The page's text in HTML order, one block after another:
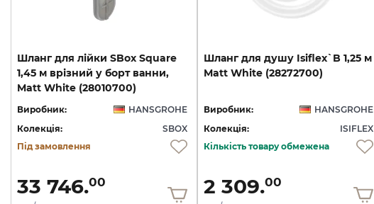
Шланг для лійки SBox Square
1,45 м врізний у борт ванни,
Matt White (28010700)
Виробник:
HANSGROHE
Колекція:
SBOX
Під замовлення
33 746.00
Шланг для душу Isiflex`B 1,25 м
Matt White (28272700)
Виробник:
HANSGROHE
Колекція:
ISIFLEX
Кількість товару обмежена
2 309.00